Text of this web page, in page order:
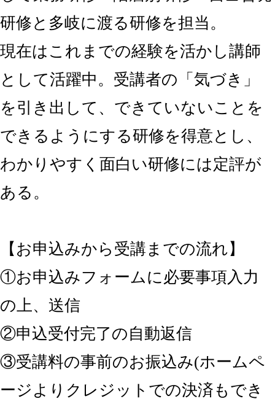
研修と多岐に渡る研修を担当。
現在はこれまでの経験を活かし講師
として活躍中。受講者の「気づき」
を引き出して、できていないことを
できるようにする研修を得意とし、
わかりやすく面白い研修には定評が
ある。
【お申込みから受講までの流れ】
①お申込みフォームに必要事項入力
の上、送信
②申込受付完了の自動返信
③受講料の事前のお振込み(ホームペ
ージよりクレジットでの決済もでき